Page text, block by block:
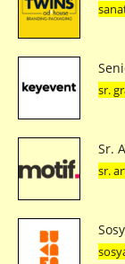
sr.
Sr.
sr.